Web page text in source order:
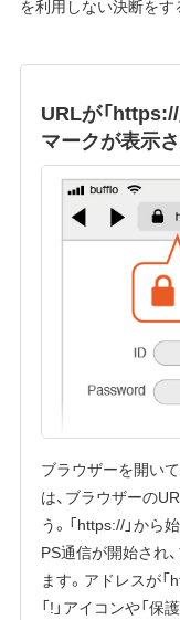
を利用しない決断をす
URLが「
マークが表示
ブラウザーを開い
は、ブラウザーの
う。「https://」か
PS通信が開始され
ます。アドレスが
「!」アイコンや「